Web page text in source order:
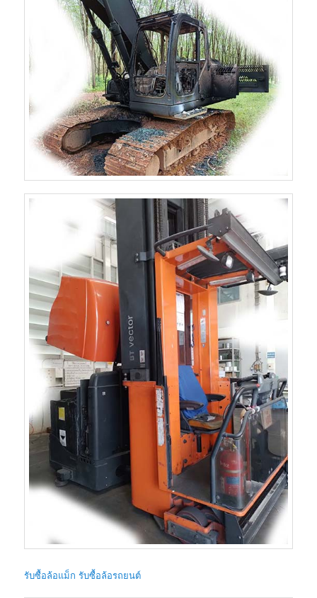
รับซื้อล้อแม็ก รับซื้อล้อรถยนต์